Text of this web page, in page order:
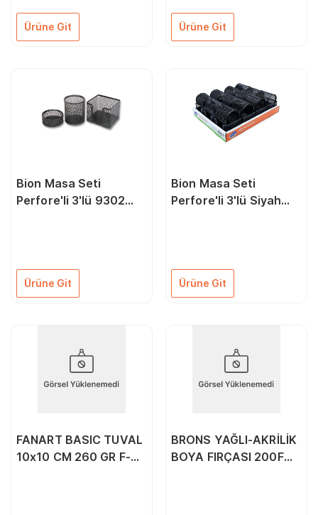
Ürüne Git Ürüne Git
Bion Masa Seti
Perfore'li 3'lü 9302
Ürüne Git
Bion Masa Seti
Perfore'li 3'lü Siyah
Ürüne Git
FANART BASIC TUVAL
10x10 CM 260 GR F-
BRONS YAĞLI-AKRİLİK
BOYA FIRÇASI 200F